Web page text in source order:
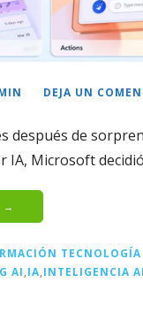
DEJA UN
después de
IA, Microsoft
→
TECNOLOGÍA
AI IA INTELIGENCIA